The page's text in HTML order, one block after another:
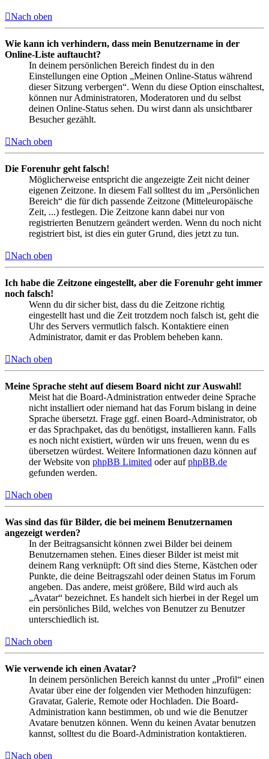
Nach oben
Wie kann ich verhindern, dass mein Benutzername in der
Online-Liste auftaucht?
In deinem persönlichen Bereich findest du in den
Einstellungen eine Option „Meinen Online-Status während
dieser Sitzung verbergen“. Wenn du diese Option einschaltest,
können nur Administratoren, Moderatoren und du selbst
deinen Online-Status sehen. Du wirst dann als unsichtbarer
Besucher gezählt.
Nach oben
Die Forenuhr geht falsch!
Möglicherweise entspricht die angezeigte Zeit nicht deiner
eigenen Zeitzone. In diesem Fall solltest du im „Persönlichen
Bereich“ die für dich passende Zeitzone (Mitteleuropäische
Zeit, ...) festlegen. Die Zeitzone kann dabei nur von
registrierten Benutzern geändert werden. Wenn du noch nicht
registriert bist, ist dies ein guter Grund, dies jetzt zu tun.
Nach oben
Ich habe die Zeitzone eingestellt, aber die Forenuhr geht immer
noch falsch!
Wenn du dir sicher bist, dass du die Zeitzone richtig
eingestellt hast und die Zeit trotzdem noch falsch ist, geht die
Uhr des Servers vermutlich falsch. Kontaktiere einen
Administrator, damit er das Problem beheben kann.
Nach oben
Meine Sprache steht auf diesem Board nicht zur Auswahl!
Meist hat die Board-Administration entweder deine Sprache
nicht installiert oder niemand hat das Forum bislang in deine
Sprache übersetzt. Frage ggf. einen Board-Administrator, ob
er das Sprachpaket, das du benötigst, installieren kann. Falls
es noch nicht existiert, würden wir uns freuen, wenn du es
übersetzen würdest. Weitere Informationen dazu können auf
der Website von phpBB Limited oder aufphpBB.de
gefunden werden.
Nach oben
Was sind das für Bilder, die bei meinem Benutzernamen
angezeigt werden?
In der Beitragsansicht können zwei Bilder bei deinem
Benutzernamen stehen. Eines dieser Bilder ist meist mit
deinem Rang verknüpft: Oft sind dies Sterne, Kästchen oder
Punkte, die deine Beitragszahl oder deinen Status im Forum
angeben. Das andere, meist größere, Bild wird auch als
„Avatar“ bezeichnet. Es handelt sich hierbei in der Regel um
ein persönliches Bild, welches von Benutzer zu Benutzer
unterschiedlich ist.
Nach oben
Wie verwende ich einen Avatar?
In deinem persönlichen Bereich kannst du unter „Profil“ einen
Avatar über eine der folgenden vier Methoden hinzufügen:
Gravatar, Galerie, Remote oder Hochladen. Die Board-
Administration kann bestimmen, ob und wie die Benutzer
Avatare benutzen können. Wenn du keinen Avatar benutzen
kannst, solltest du die Board-Administration kontaktieren.
Nach oben